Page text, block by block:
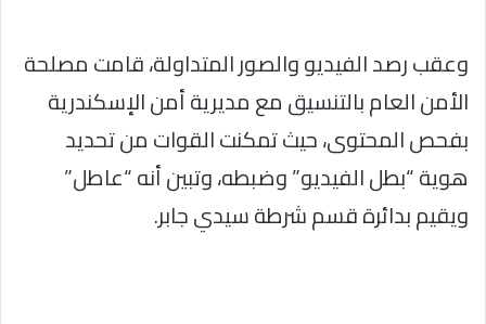
وعقب رصد الفيديو والصور المتداولة، قامت مصلحة
الأمن العام بالتنسيق مع مديرية أمن الإسكندرية
بفحص المحتوى، حيث تمكنت القوات من تحديد
هوية “بطل الفيديو” وضبطه، وتبين أنه “عاطل”
ويقيم بدائرة قسم شرطة سيدي جابر.